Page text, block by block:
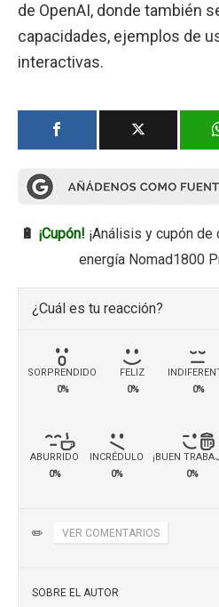
de OpenAI, donde también
capacidades, ejemplos de
interactivas.
🔋 ¡Cupón! ¡Análisis y cupón
energía Nomad1800
¿Cuál es tu reacción?
SORPRENDIDO
0%
FELIZ
0%
0%
ABURRIDO
0%
INCRÉDULO
0%
¡BUEN
0%
✏️ VER COMENTARIOS
SOBRE EL AUTOR